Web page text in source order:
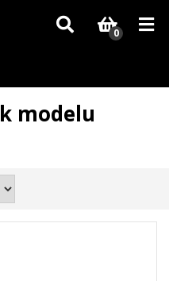
dílů, které nejsou skladem,
za pochopení.
0
modelu